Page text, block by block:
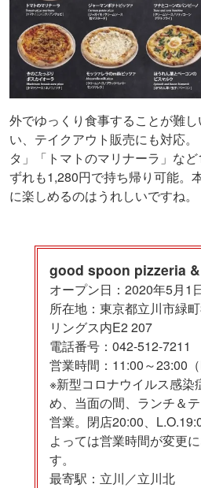
外でゆっくり食事することが難
い、テイクアウト販売にも対応
タ」「トマトのマリナーラ」な
ずれも1,280円で持ち帰り可能。
に楽しめるのはうれしいですね。
good spoon pizzeria
オープン日：2020年5月1
所在地：東京都立川市緑
リングス内E2 207
電話番号：042-512-7211
営業時間：11:00～23:00（
※新型コロナウイルス感染
め、当面の間、ランチ＆
営業。閉店20:00、
よっては営業時間が変更
す。
最寄駅：立川／立川北